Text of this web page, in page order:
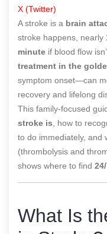
X (Twitter)
A stroke is a brain
stroke happens, nearly
minute if blood flow
treatment in the
symptom onset—can
recovery and lifelong
This family-focused
stroke is , how to
to do immediately, and
(thrombolysis and
shows where to find
What Is